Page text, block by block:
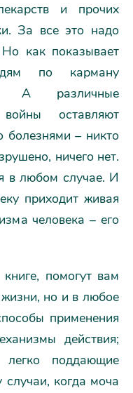
и прочих
За все это надо
как показывает
по карману
А различные
оставляют
болезнями – никто
ничего нет.
в любом случае. И
приходит живая
человека – его
помогут вам
но и в любое
применения
действия;
легко поддающие
когда моча